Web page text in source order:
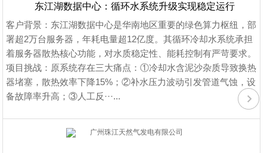
东江湖数据中心：循环水系统升级实现稳定运行
客户背景：东江湖数据中心是华南地区重要的绿色算力枢纽，部
署超2万台服务器，年耗电量超12亿度。其循环冷却水系统承担
着服务器散热核心功能，对水质稳定性、能耗控制有严苛要求。
项目挑战：原系统存在三大痛点：①冷却水含泥沙杂质导致换热
器堵塞，散热效率下降15%；②补水压力波动引发管道气蚀，设
备故障率升高；③人工反···...